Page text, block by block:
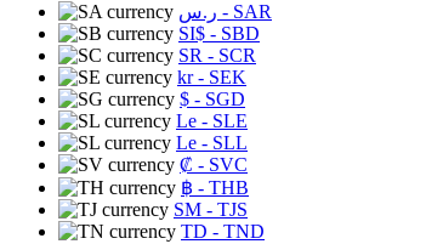
ر.س - SAR
SI$ - SBD
SR - SCR
kr- SEK
$ - SGD
Le - SLE
Le - SLL
₡ - SVC
฿ - THB
ЅМ - TJS
TD - TND